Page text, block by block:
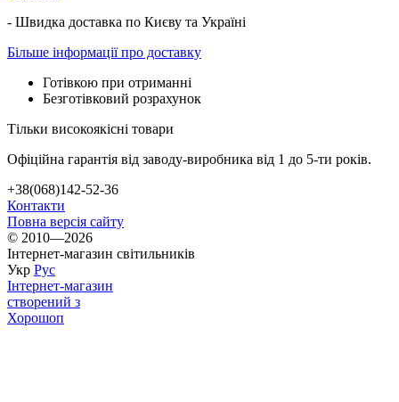
- Швидка доставка по Києву та Україні
Більше інформації про доставку
Готівкою при отриманні
Безготівковий розрахунок
Тільки високоякісні товари
Офіційна гарантія від заводу-виробника від 1 до 5-ти років.
+38(068)142-52-36
Контакти
Повна версія сайту
© 2010—2026
Інтернет-магазин світильників
Укр Рус
Інтернет-магазин
створений з
Хорошоп